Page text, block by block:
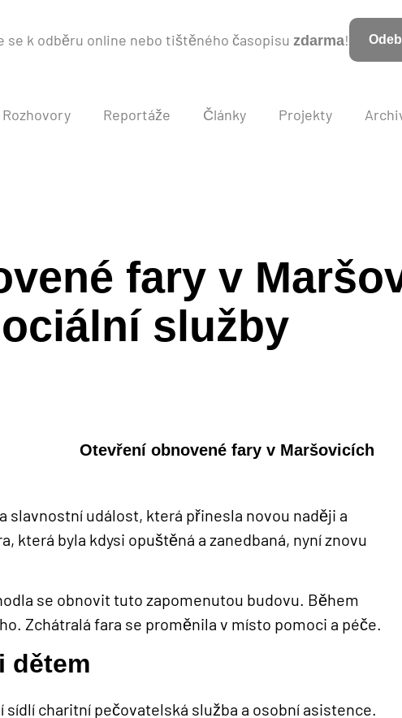
se k odběru online nebo tištěného časopisu zdarma!
Rozhovory Reportáže Články Projekty
fary v
služby
slavnostní událost, která přinesla novou naději a
která byla kdysi opuštěná a zanedbaná, nyní znovu
se obnovit tuto zapomenutou budovu. Během
Zchátralá fara se proměnila v místo pomoci a péče.
dětem
charitní pečovatelská služba a osobní asistence.